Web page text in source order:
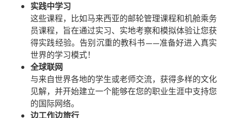
实践中学习
这些课程，比如马来西亚的邮轮管理课程和机舱乘务
员课程，旨在通过实习、实地考察和模拟体验让您获
得实践经验。告别沉重的教科书——准备好进入真实
世界的学习模式！
全球联网
与来自世界各地的学生或老师交流，获得多样的文化
见解，并开始建立一个能够在您的职业生涯中支持您
的国际网络。